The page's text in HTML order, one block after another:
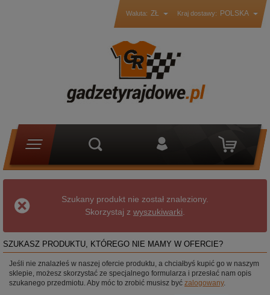
Waluta: ZŁ Kraj dostawy: POLSKA
Szukany produkt nie został znaleziony.
Skorzystaj z wyszukiwarki
SZUKASZ PRODUKTU, KTÓREGO NIE MAMY W OFERCIE?
Jeśli nie znalazłeś w naszej ofercie produktu, a chciałbyś kupić go w naszym
sklepie, możesz skorzystać ze specjalnego formularza i przesłać nam opis
szukanego przedmiotu. Aby móc to zrobić musisz być zalogowany.